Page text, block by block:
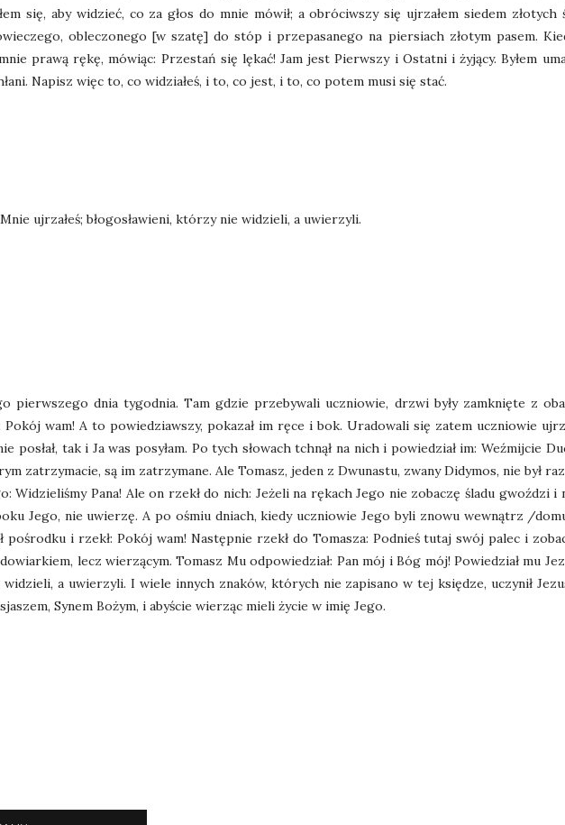
się, aby widzieć, co za głos do mnie mówił; a obróciwszy się ujrzałem siedem
obleczonego [w szatę] do stóp i przepasanego na piersiach złotym pasem.
prawą rękę, mówiąc: Przestań się lękać! Jam jest Pierwszy i Ostatni i żyjący. Byłem
Napisz więc to, co widziałeś, i to, co jest, i to, co potem musi się stać.
ujrzałeś; błogosławieni, którzy nie widzieli, a uwierzyli.
pierwszego dnia tygodnia. Tam gdzie przebywali uczniowie, drzwi były zamknięte z
wam! A to powiedziawszy, pokazał im ręce i bok. Uradowali się zatem uczniowie
posłał, tak i Ja was posyłam. Po tych słowach tchnął na nich i powiedział im: Weźmijcie
zatrzymacie, są im zatrzymane. Ale Tomasz, jeden z Dwunastu, zwany Didymos, nie był
Widzieliśmy Pana! Ale on rzekł do nich: Jeżeli na rękach Jego nie zobaczę śladu gwoździ i
Jego, nie uwierzę. A po ośmiu dniach, kiedy uczniowie Jego byli znowu wewnątrz /
pośrodku i rzekł: Pokój wam! Następnie rzekł do Tomasza: Podnieś tutaj swój palec i
lecz wierzącym. Tomasz Mu odpowiedział: Pan mój i Bóg mój! Powiedział mu
widzieli, a uwierzyli. I wiele innych znaków, których nie zapisano w tej księdze, uczynił
Synem Bożym, i abyście wierząc mieli życie w imię Jego.